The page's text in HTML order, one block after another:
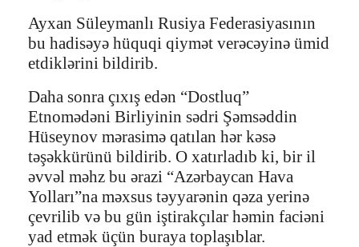
Ayxan Süleymanlı Rusiya Federasiyasının
bu hadisəyə hüquqi qiymət verəcəyinə ümid
etdiklərini bildirib.
Daha sonra çıxış edən “Dostluq”
Etnomədəni Birliyinin sədri Şəmsəddin
Hüseynov mərasimə qatılan hər kəsə
təşəkkürünü bildirib. O xatırladıb ki, bir il
əvvəl məhz bu ərazi “Azərbaycan Hava
Yolları”na məxsus təyyarənin qəza yerinə
çevrilib və bu gün iştirakçılar həmin faciəni
yad etmək üçün buraya toplaşıblar.